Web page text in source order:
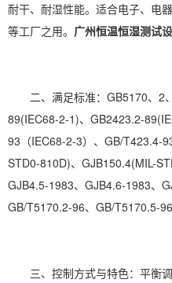
耐干、耐湿性能。适合电子、 电器
等工厂之用。 广州恒温恒湿测试
二、满足标准：GB5170、2
89(IEC68-2-1)、GB2423.2-
93（IEC68-2-3）、GB/T423.4-
STD0-810D)、GJB150.4(MIL-
GJB4.5-1983、GJB4.6-1983、
GB/T5170.2-96、GB/T5170.5-
三、控制方式与特色：平衡调